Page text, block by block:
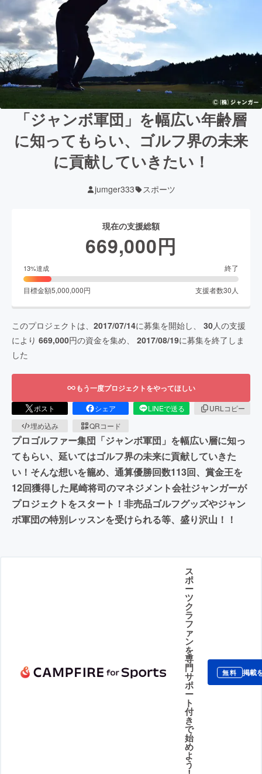
「ジャンボ軍団」を幅広い年齢層
に知ってもらい、ゴルフ界の未来
に貢献していきたい！
jumger333 スポーツ
現在の支援総額
669,000円
13%達成 終了
目標金額5,000,000円 支援者数30 人
このプロジェクトは、 2017/07/14に募集を開始し、 30人の支援
により 669,000円の資金を集め、 2017/08/19に募集を終了しま
した
もう一度プロジェクトをやってほしい
ポスト シェア LINEで送る
URLコピー
埋め込み
QRコード
プロゴルファー集団「ジャンボ軍団」を幅広い層に知っ
てもらい、延いてはゴルフ界の未来に貢献していきた
い！そんな想いを籠め、通算優勝回数113回、賞金王を
12回獲得した尾崎将司のマネジメント会社ジャンガーが
プロジェクトをスタート！非売品ゴルフグッズやジャン
ボ軍団の特別レッスンを受けられる等、盛り沢山！！
ス
ポ
ー
ツ
ク
ラ
フ
ァ
ン
を
専
門
サ
ポ
ー
ト
付
き
で
始
め
よ
う
無料 掲載